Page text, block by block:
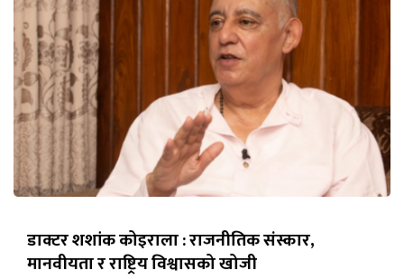
डाक्टर शशांक कोइराला : राजनीतिक संस्कार,
मानवीयता र राष्ट्रिय विश्वासको खोजी